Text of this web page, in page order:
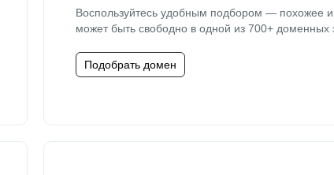
Воспользуйтесь удобным подбором — похожее
может быть свободно в одной из 700+ доменных
Подобрать домен